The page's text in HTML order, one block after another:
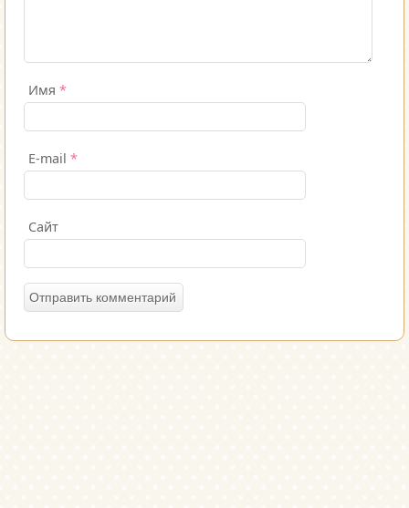
Имя *
E-mail *
Сайт